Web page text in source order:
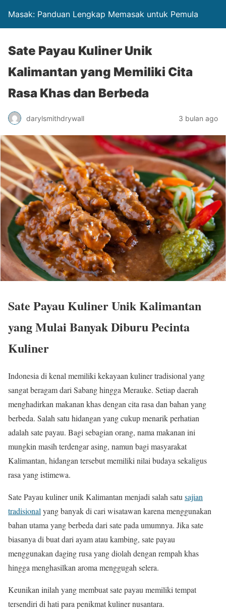
Masak: Panduan Lengkap Memasak untuk Pemula
Sate Payau Kuliner Unik
Kalimantan yang Memiliki Cita
Rasa Khas dan Berbeda
darylsmithdrywall 3 bulan ago
Sate Payau Kuliner Unik Kalimantan
yang Mulai Banyak Diburu Pecinta
Kuliner
Indonesia di kenal memiliki kekayaan kuliner tradisional yang
sangat beragam dari Sabang hingga Merauke. Setiap daerah
menghadirkan makanan khas dengan cita rasa dan bahan yang
berbeda. Salah satu hidangan yang cukup menarik perhatian
adalah sate payau. Bagi sebagian orang, nama makanan ini
mungkin masih terdengar asing, namun bagi masyarakat
Kalimantan, hidangan tersebut memiliki nilai budaya sekaligus
rasa yang istimewa.
Sate Payau kuliner unik Kalimantan menjadi salah satu sajian
tradisional yang banyak di cari wisatawan karena menggunakan
bahan utama yang berbeda dari sate pada umumnya. Jika sate
biasanya di buat dari ayam atau kambing, sate payau
menggunakan daging rusa yang diolah dengan rempah khas
hingga menghasilkan aroma menggugah selera.
Keunikan inilah yang membuat sate payau memiliki tempat
tersendiri di hati para penikmat kuliner nusantara.